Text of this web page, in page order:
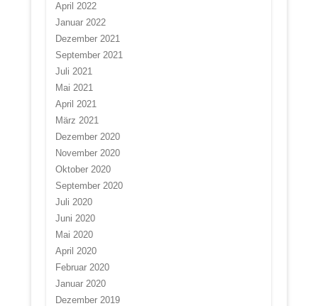
April 2022
Januar 2022
Dezember 2021
September 2021
Juli 2021
Mai 2021
April 2021
März 2021
Dezember 2020
November 2020
Oktober 2020
September 2020
Juli 2020
Juni 2020
Mai 2020
April 2020
Februar 2020
Januar 2020
Dezember 2019